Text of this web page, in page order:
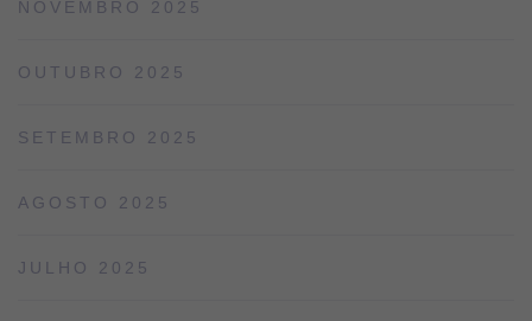
NOVEMBRO 2025
OUTUBRO 2025
SETEMBRO 2025
AGOSTO 2025
JULHO 2025